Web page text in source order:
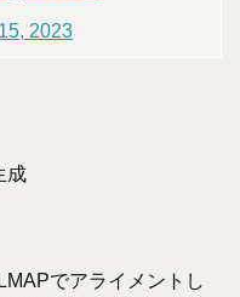
2023
成
でアライメントし